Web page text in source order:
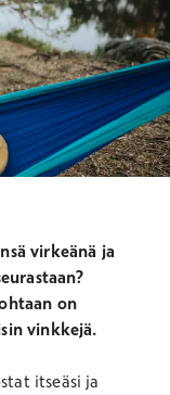
virkeänä ja
on
vinkkejä.
itseäsi ja